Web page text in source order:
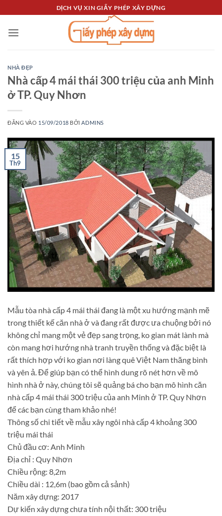
qua
nội
DỊCH VỤ XIN GIẤY PHÉP XÂY DỰNG
NHÀ ĐẸP
Nhà cấp 4 mái thái 300 triệu của anh Minh
ở TP. Quy Nhơn
ĐĂNG VÀO 15/09/2018 BỞI ADMINS
15
Th9
Mẫu tòa nhà cấp 4 mái thái đang là một xu hướng mạnh mẽ
trong thiết kế căn nhà ở và đang rất được ưa chuộng bởi nó
không chỉ mang một vẻ đẹp sang trọng, ko gian mát lành mà
còn mang hơi hướng nhà tranh truyền thống và đặc biệt là
rất thích hợp với ko gian nơi làng quê Việt Nam thăng bình
và yên ả. Để giúp bạn có thể hình dung rõ nét hơn về mô
hình nhà ở này, chúng tôi sẽ quảng bá cho bạn mô hình căn
nhà cấp 4 mái thái 300 triệu của anh Minh ở TP. Quy Nhơn
để các bạn cùng tham khảo nhé!
Thông số chi tiết về mẫu xây ngôi nhà cấp 4 khoảng 300
triệu mái thái
Chủ đầu cơ: Anh Minh
Địa chỉ : Quy Nhơn
Chiều rộng: 8,2m
Chiều dài : 12,6m (bao gồm cả sảnh)
Năm xây dựng: 2017
Dự kiến xây dựng chưa tính nội thất: 300 triệu